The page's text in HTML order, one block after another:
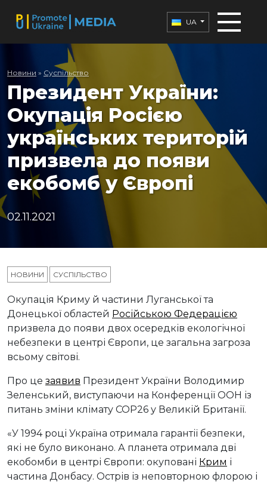
UA
Новини » Суспільство
Президент України:
Окупація Росією
українських територій
призвела до появи
екобомб у Європі
02.11.2021
НОВИНИ СУСПІЛЬСТВО
Окупація Криму й частини Луганської та
Донецької областей Російською Федерацією
призвела до появи двох осередків екологічної
небезпеки в центрі Європи, це загальна загроза
всьому світові.
Про це заявив Президент України Володимир
Зеленський, виступаючи на Конференції ООН із
питань зміни клімату COP26 у Великій Британії.
«У 1994 році Україна отримала гарантії безпеки,
які не було виконано. А планета отримала дві
екобомби в центрі Європи: окуповані Крим і
частина Донбасу. Острів із неповторною флорою і